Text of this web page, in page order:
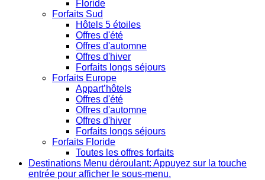
Floride
Forfaits Sud
Hôtels 5 étoiles
Offres d'été
Offres d'automne
Offres d'hiver
Forfaits longs séjours
Forfaits Europe
Appart’hôtels
Offres d'été
Offres d'automne
Offres d'hiver
Forfaits longs séjours
Forfaits Floride
Toutes les offres forfaits
Destinations Menu déroulant: Appuyez sur la touche
entrée pour afficher le sous-menu.